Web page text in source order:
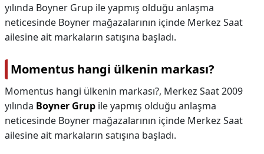
yılında Boyner Grup ile yapmış olduğu anlaşma
neticesinde Boyner mağazalarının içinde Merkez Saat
ailesine ait markaların satışına başladı.
Momentus hangi ülkenin markası?
Momentus hangi ülkenin markası?, Merkez Saat 2009
yılında Boyner Grup ile yapmış olduğu anlaşma
neticesinde Boyner mağazalarının içinde Merkez Saat
ailesine ait markaların satışına başladı.